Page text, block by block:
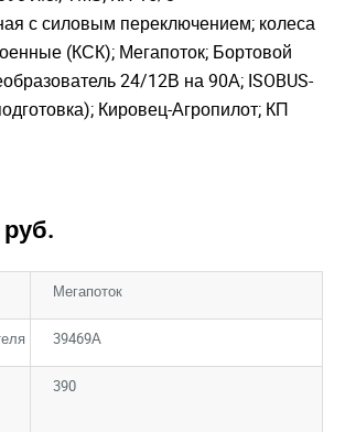
с силовым переключением; колеса
(КСК); Мегапоток; Бортовой
24/12В на 90А; ISOBUS-
Кировец-Агропилот; КП
руб.
Мегапоток
39469А
390